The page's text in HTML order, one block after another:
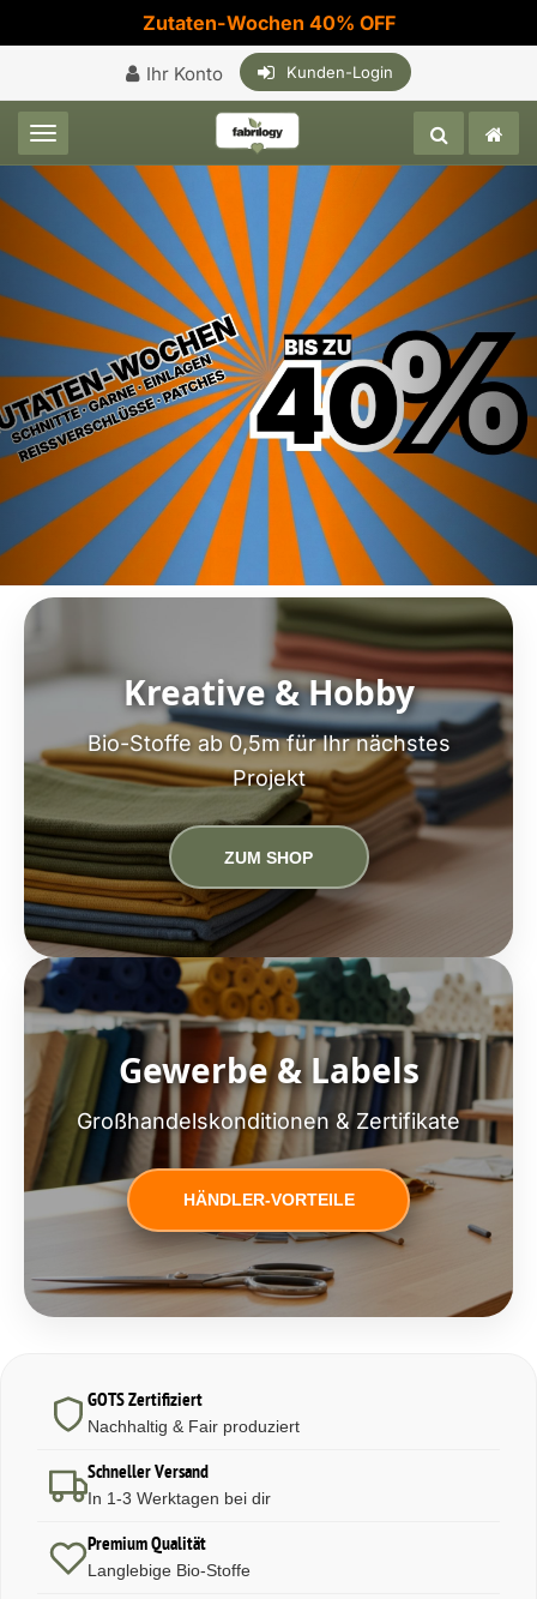
Zutaten-Wochen 40% OFF
Ihr Konto Kunden-Login
Toggle navigation
Kreative & Hobby
Bio-Stoffe ab 0,5m für Ihr nächstes
Projekt
ZUM SHOP
Gewerbe & Labels
Großhandelskonditionen & Zertifikate
HÄNDLER-VORTEILE
GOTS Zertifiziert
Nachhaltig & Fair produziert
Schneller Versand
In 1-3 Werktagen bei dir
Premium Qualität
Langlebige Bio-Stoffe